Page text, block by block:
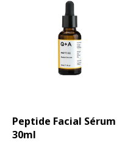
Peptide Facial Sérum
30ml